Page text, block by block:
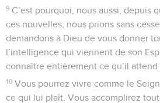
9 C’est pourquoi, nous aussi, depuis
ces nouvelles, nous prions sans
demandons à Dieu de vous donner
l’intelligence qui viennent de son
connaître entièrement ce qu’il attend
10 Vous pourrez vivre comme le
ce qui lui plaît. Vous accomplirez